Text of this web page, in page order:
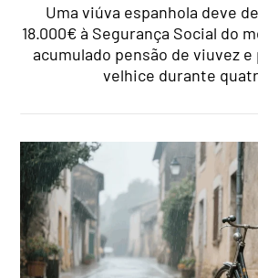
Uma viúva espanhola deve
18.000€ à Segurança Social do
acumulado pensão de viuvez
velhice durante